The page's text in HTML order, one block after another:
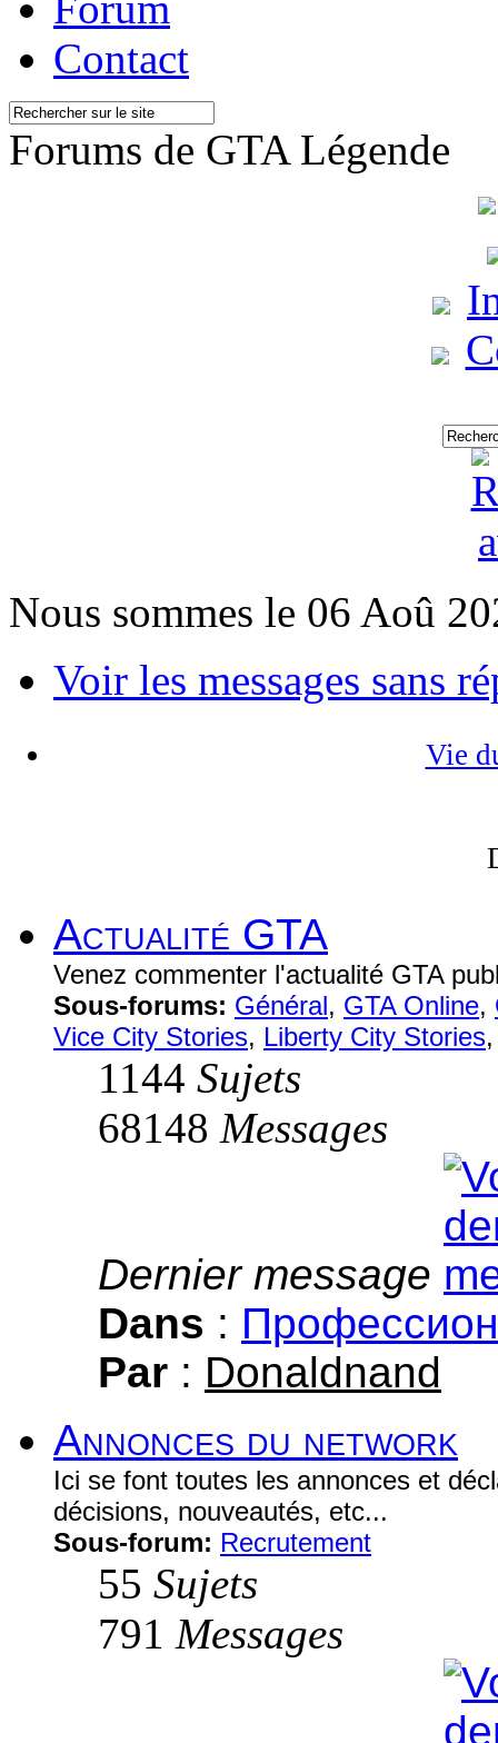
Contact
Forums de GTA Légende
Nous sommes le 06 Aoû
Voir les messages sans
Vie
Actualité GTA
Venez commenter l'actualité GTA
Sous-forums: Général, GTA Online,
Vice City Stories, Liberty City Stories
1144 Sujets
68148 Messages
Dernier message
Dans :
Par : Donaldnand
Annonces du network
Ici se font toutes les annonces et
décisions, nouveautés, etc...
Sous-forum: Recrutement
55 Sujets
791 Messages